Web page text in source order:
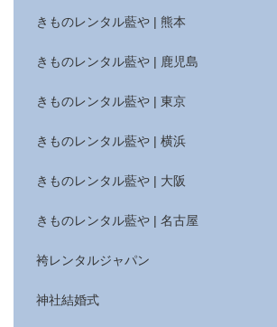
きものレンタル藍や | 熊本
きものレンタル藍や | 鹿児島
きものレンタル藍や | 東京
きものレンタル藍や | 横浜
きものレンタル藍や | 大阪
きものレンタル藍や | 名古屋
袴レンタルジャパン
神社結婚式